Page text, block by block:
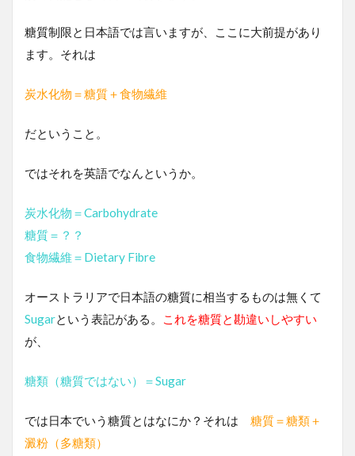
糖質制限と日本語では言いますが、ここに大前提があり
ます。それは
炭水化物＝糖質＋食物繊維
だということ。
ではそれを英語でなんというか。
炭水化物＝Carbohydrate
糖質＝？？
食物繊維＝Dietary Fibre
オーストラリアで日本語の糖質に相当するものは無くて
Sugarという表記がある。
これを糖質と勘違いしやすい
が、
糖類（糖質ではない）＝Sugar
では日本でいう糖質とはなにか？それは 糖質＝糖類＋
澱粉（多糖類）